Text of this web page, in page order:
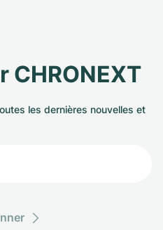
CHRONEXT
les dernières nouvelles et